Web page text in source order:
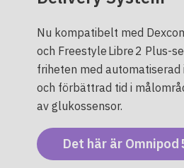
Nu kompatibelt med
och Freestyle Libre 2 Plus-
friheten med
och förbättrad tid i
av glukossensor.
Det här är Omnipod